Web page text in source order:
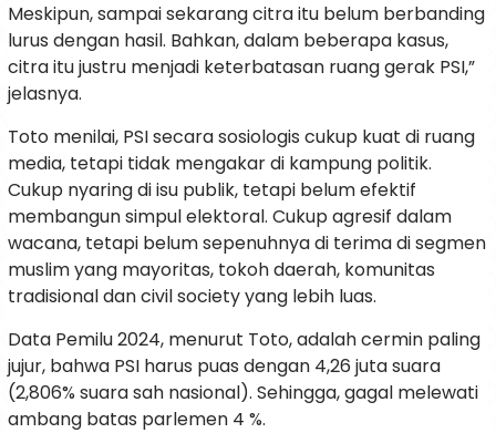
Meskipun, sampai sekarang citra itu belum berbanding
lurus dengan hasil. Bahkan, dalam beberapa kasus,
citra itu justru menjadi keterbatasan ruang gerak PSI,”
jelasnya.
Toto menilai, PSI secara sosiologis cukup kuat di ruang
media, tetapi tidak mengakar di kampung politik.
Cukup nyaring di isu publik, tetapi belum efektif
membangun simpul elektoral. Cukup agresif dalam
wacana, tetapi belum sepenuhnya di terima di segmen
muslim yang mayoritas, tokoh daerah, komunitas
tradisional dan civil society yang lebih luas.
Data Pemilu 2024, menurut Toto, adalah cermin paling
jujur, bahwa PSI harus puas dengan 4,26 juta suara
(2,806% suara sah nasional). Sehingga, gagal melewati
ambang batas parlemen 4 %.